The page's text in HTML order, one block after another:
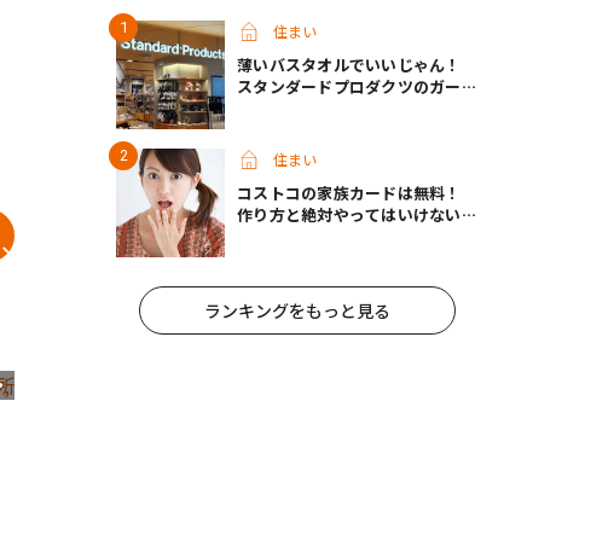
住まい
薄いバスタオルでいいじゃん！
スタンダードプロダクツのガーゼ
住まい
コストコの家族カードは無料！
作り方と絶対やってはいけないパ
ランキングをもっと見る